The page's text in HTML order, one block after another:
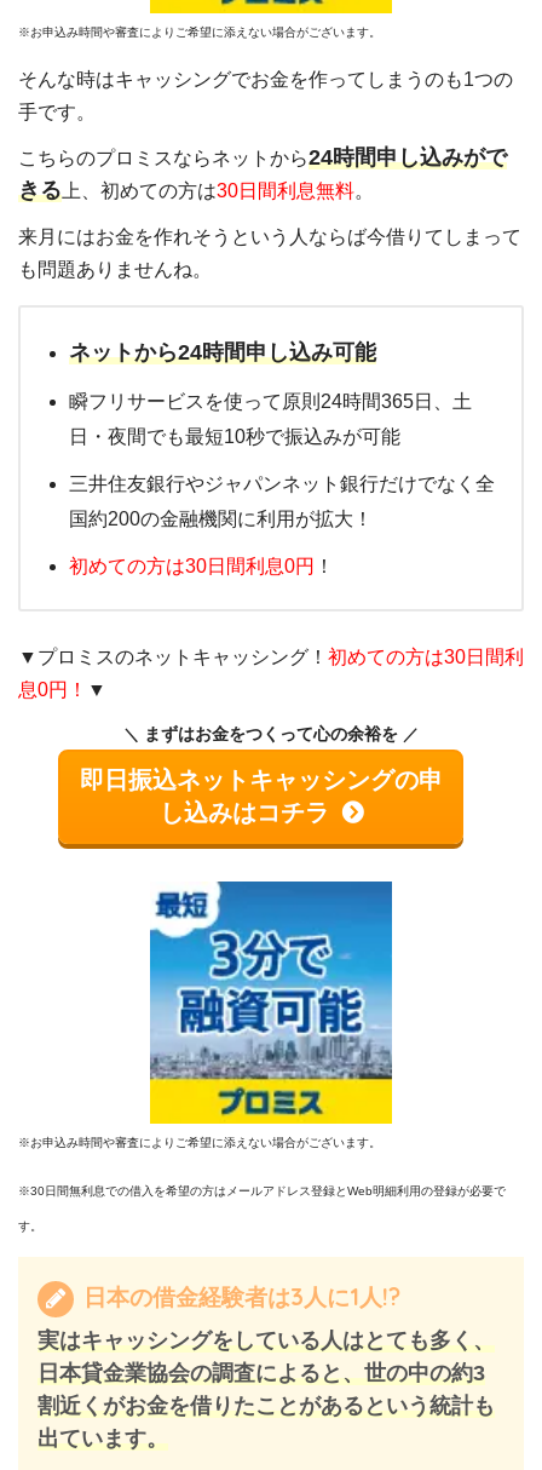
※お申込み時間や審査によりご希望に添えない場合がございます。
そんな時はキャッシングでお金を作ってしまうのも1つの
手です。
こちらのプロミスならネットから24時間申し込みがで
きる 上、初めての方は30日間利息無料。
来月にはお金を作れそうという人ならば今借りてしまって
も問題ありませんね。
ネットから24時間申し込み可能
瞬フリサービスを使って原則24時間365日、土
日・夜間でも最短10秒で振込みが可能
三井住友銀行やジャパンネット銀行だけでなく全
国約200の金融機関に利用が拡大！
初めての方は30日間利息0円 ！
▼プロミスのネットキャッシング！ 初めての方は30日間利
息0円！ ▼
まずはお金をつくって心の余裕を
即日振込ネットキャッシングの申
し込みはコチラ
※お申込み時間や審査によりご希望に添えない場合がございます。
※30日間無利息での借入を希望の方はメールアドレス登録とWeb明細利用の登録が必要で
す。
日本の借金経験者は3人に1人!?
実はキャッシングをしている人はとても多く、
日本貸金業協会の調査によると、世の中の約3
割近くがお金を借りたことがあるという統計も
出ています。